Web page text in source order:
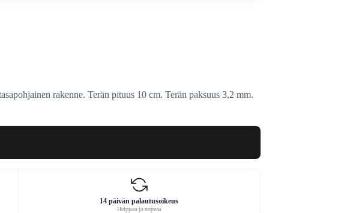
rakenne. Terän pituus 10 cm. Terän paksuus 3,2 mm.
14 päivän palautusoikeus
Helppoa ja nopeaa